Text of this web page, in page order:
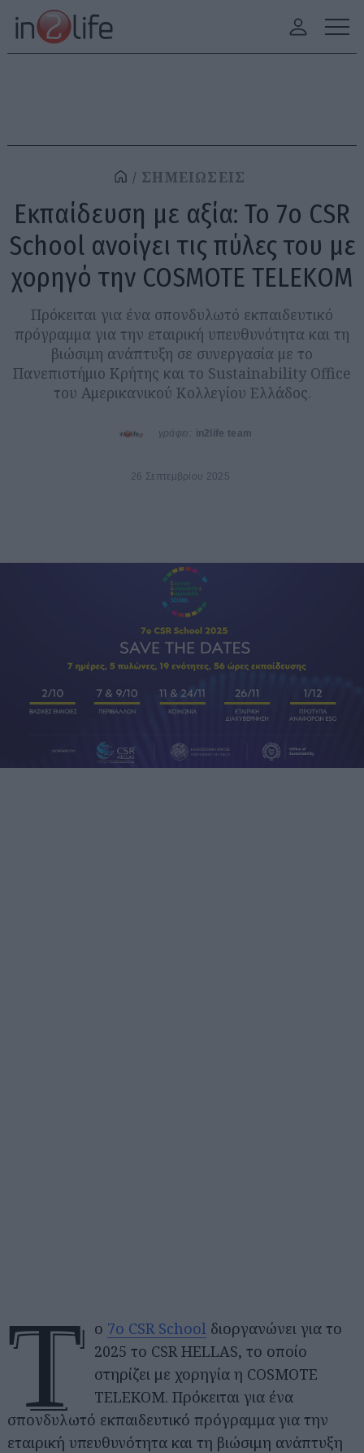
ΣΗΜΕΙΩΣΕΙΣ
Εκπαίδευση με αξία: Το 7ο CSR
School ανοίγει τις πύλες του με
χορηγό την COSMOTE TELEKOM
Πρόκειται για ένα σπονδυλωτό εκπαιδευτικό
πρόγραμμα για την εταιρική υπευθυνότητα και τη
βιώσιμη ανάπτυξη σε συνεργασία με το
Πανεπιστήμιο Κρήτης και το Sustainability Office
του Αμερικανικού Κολλεγίου Ελλάδος.
γράφει: in2life team
26 Σεπτεμβρίου 2025
Τ ο 7ο CSR School διοργανώνει για το
2025 το CSR HELLAS, το οποίο
στηρίζει με χορηγία η COSMOTE
TELEKOM. Πρόκειται για ένα
σπονδυλωτό εκπαιδευτικό πρόγραμμα για την
εταιρική υπευθυνότητα και τη βιώσιμη ανάπτυξη